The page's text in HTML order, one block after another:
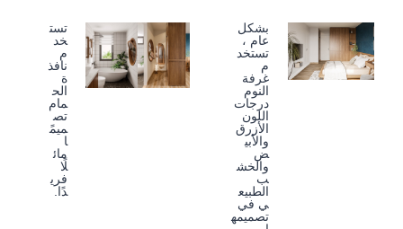
بشكل
عام ،
تستخد
م
غرفة
النوم
درجات
اللون
الأزرق
والأبي
ض
والخش
ب
الطبيع
ي في
تصميمه
تست
خد
م
نافذ
ة
الح
مام
تص
ميمً
ا
مائ
لًا
فري
دًا.